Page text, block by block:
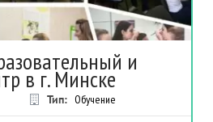
и
в г. Минске
Тип: Обучение